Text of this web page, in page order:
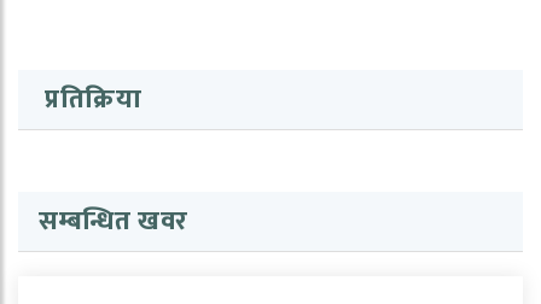
प्रतिक्रिया
सम्बन्धित खवर